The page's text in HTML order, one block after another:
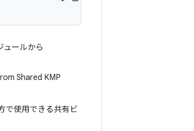
ュールから
Shared KMP
で使用できる共有ビ